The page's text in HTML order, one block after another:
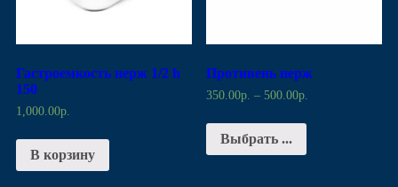
Гастроемкость нерж 1/2 h
150
1,000.00р.
В корзину
Противень нерж
350.00р. – 500.00р.
Выбрать ...